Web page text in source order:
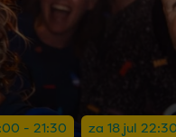
- 21:30 za 18 jul